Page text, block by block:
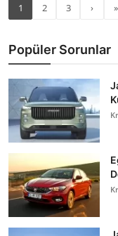
1 2 3 › »
Popüler Sorunlar